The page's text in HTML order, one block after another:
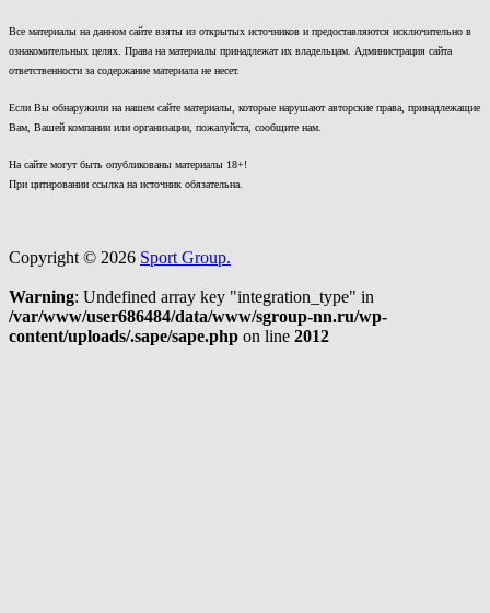
Все материалы на данном сайте взяты из открытых источников и предоставляются исключительно в
ознакомительных целях. Права на материалы принадлежат их владельцам. Администрация сайта
ответственности за содержание материала не несет.
Если Вы обнаружили на нашем сайте материалы, которые нарушают авторские права, принадлежащие
Вам, Вашей компании или организации, пожалуйста, сообщите нам.
На сайте могут быть опубликованы материалы 18+!
При цитировании ссылка на источник обязательна.
Copyright © 2026 Sport Group.
Warning: Undefined array key "integration_type" in
/var/www/user686484/data/www/sgroup-nn.ru/wp-
content/uploads/.sape/sape.php on line 2012